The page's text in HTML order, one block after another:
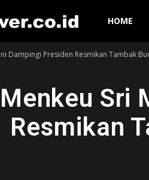
Manuver
HOME
Dampingi Presiden Resmikan Tambak
Menkeu Sri
Resmikan